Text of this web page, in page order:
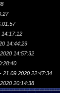
14:17:12
14:44:29
14:57:32
- 21.09.2020 22:47:34
20:14:38